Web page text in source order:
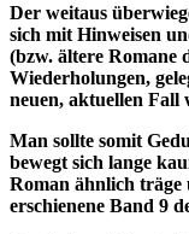
Der weitaus
sich mit Hinweisen
(bzw. ältere Romane
Wiederholungen,
neuen, aktuellen Fall
Man sollte somit
bewegt sich lange
Roman ähnlich
erschienene Band 9